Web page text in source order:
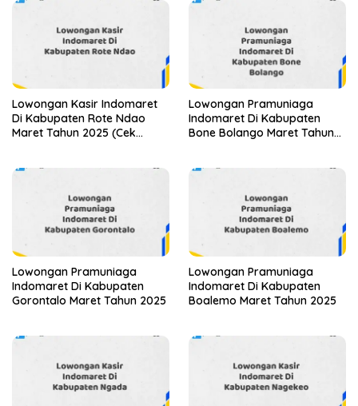
Lowongan Kasir Indomaret
Di Kabupaten Rote Ndao
Maret Tahun 2025 (Cek
Lowongan Pramuniaga
Indomaret Di Kabupaten
Bone Bolango Maret Tahun
Lowongan Pramuniaga
Indomaret Di Kabupaten
Gorontalo Maret Tahun 2025
Lowongan Pramuniaga
Indomaret Di Kabupaten
Boalemo Maret Tahun 2025